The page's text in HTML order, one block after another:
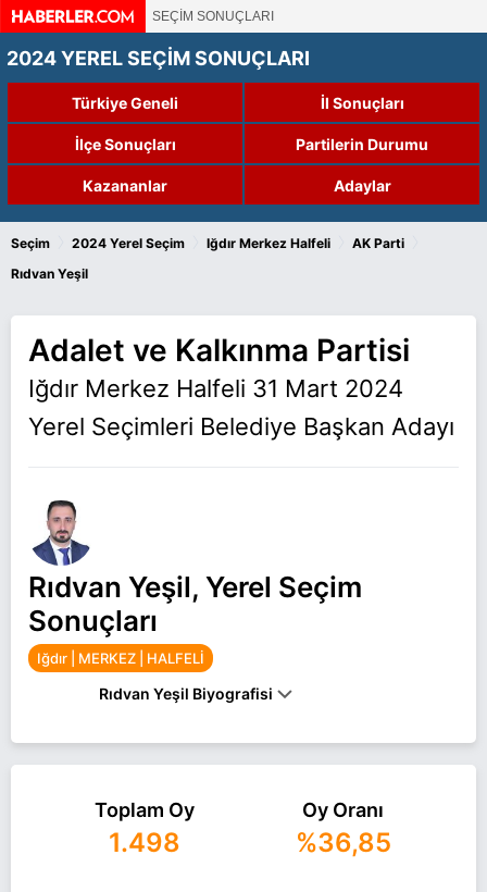
SEÇİM SONUÇLARI
2024 YEREL SEÇİM SONUÇLARI
Türkiye Geneli İl Sonuçları
İlçe Sonuçları Partilerin Durumu
Kazananlar Adaylar
Seçim 2024 Yerel Seçim Iğdır Merkez Halfeli AK Parti
Rıdvan Yeşil
Adalet ve Kalkınma Partisi
Iğdır Merkez Halfeli 31 Mart 2024
Yerel Seçimleri Belediye Başkan Adayı
Rıdvan Yeşil, Yerel Seçim
Sonuçları
Iğdır | MERKEZ | HALFELİ
Rıdvan Yeşil Biyografisi
EDEN YEŞIL, EVLI VE 2 ÇOCUK BABASIDIR.
Rıdvan Yeşil Iğdır MERKEZ HALFELİ belediye
başkan adayı olarak AK Parti ile 31 Mart 2024
Toplam Oy
1.498
Oy Oranı
%36,85